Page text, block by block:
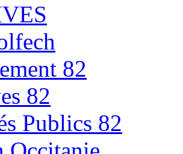
82
82
Publics 82